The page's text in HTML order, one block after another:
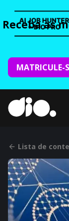
Receba as
MATRICULE-
Lista de